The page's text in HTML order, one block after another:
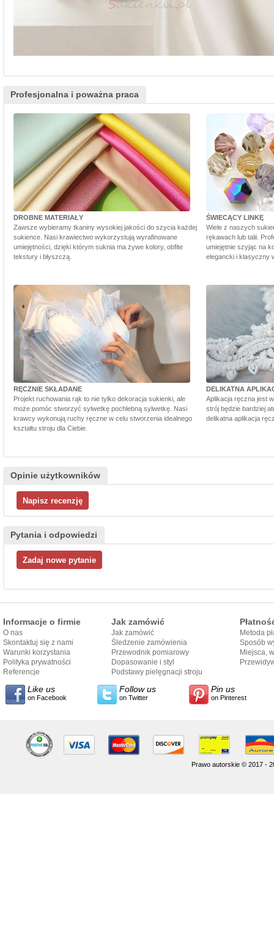
Profesjonalna i poważna praca
DROBNE MATERIAŁY
Zawsze wybieramy tkaniny wysokiej jakości do szycia każdej
sukience. Nasi krawiectwo wykorzystują wyrafinowane
umiejętności, dzięki którym suknia ma żywe kolory, obfite
tekstury i błyszczą.
ŚWIECĄCY LINKĘ
Wiele z naszych
rękawach lub talii.
umiejętnie szyjąc na
elegancki i klasyczny
RĘCZNIE SKŁADANE
Projekt ruchowania rąk to nie tylko dekoracja sukienki, ale
może pomóc stworzyć sylwetkę pochlebną sylwetkę. Nasi
krawcy wykonują ruchy ręczne w celu stworzenia idealnego
kształtu stroju dla Ciebie.
DELIKATNA
Aplikacja ręczna jest
strój będzie bardziej
delikatna aplikacja
Opinie użytkowników
Pytania i odpowiedzi
Informacje o firmie
O nas
Skontaktuj się z nami
Warunki korzystania
Polityka prywatności
Referencje
Jak zamówić
Jak zamówić
Śledzenie zamówienia
Przewodnik pomiarowy
Dopasowanie i styl
przewodnika
Podstawy pielęgnacji stroju
Metoda
Sposób
Miejsca,
Like us
on Facebook
Follow us
on Twitter
Pin us
on Pinterest
Prawo autorskie © 2017 -